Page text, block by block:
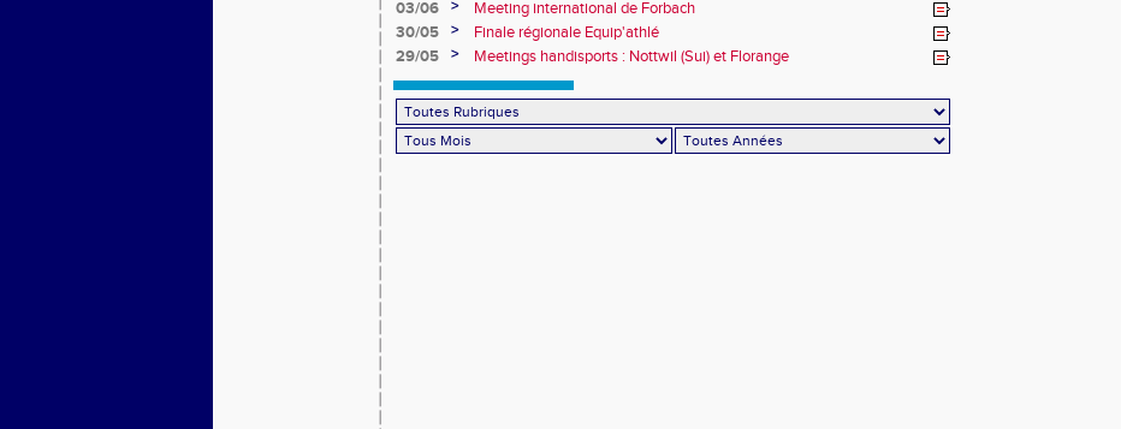
03/06
>
Meeting international de Forbach
30/05
>
Finale régionale Equip'athlé
29/05
> Meetings handisports : Nottwil (Sui) et Florange